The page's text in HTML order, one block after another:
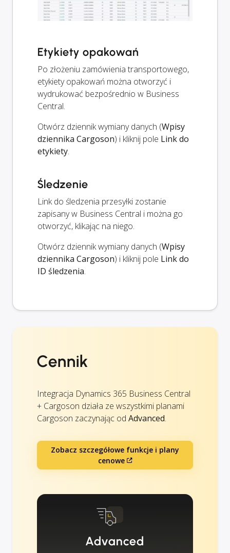
Etykiety opakowań
Po złożeniu zamówienia transportowego,
etykiety opakowań można otworzyć i
wydrukować bezpośrednio w Business
Central.
Otwórz dziennik wymiany danych (Wpisy
dziennika Cargoson) i kliknij pole Link do
etykiety.
Śledzenie
Link do śledzenia przesyłki zostanie
zapisany w Business Central i można go
otworzyć, klikając na niego.
Otwórz dziennik wymiany danych (Wpisy
dziennika Cargoson) i kliknij pole Link do
ID śledzenia.
Cennik
Integracja Dynamics 365 Business Central
+ Cargoson działa ze wszystkimi planami
Cargoson zaczynając od Advanced.
Zobacz szczegółowe funkcje i plany
cenowe
Advanced